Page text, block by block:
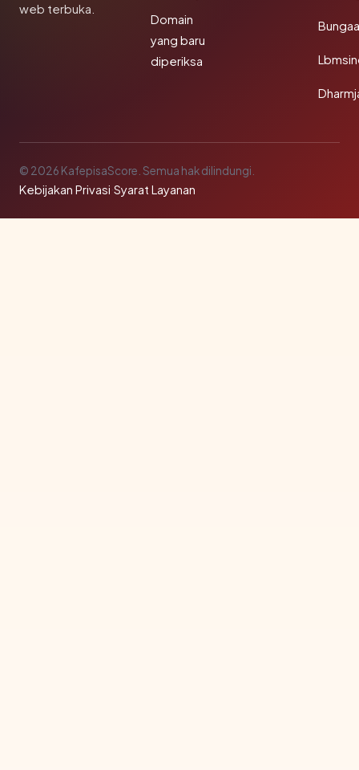
web terbuka.
Domain
yang baru
diperiksa
© 2026 KafepisaScore. Semua hak dilindungi.
Kebijakan Privasi·Syarat Layanan